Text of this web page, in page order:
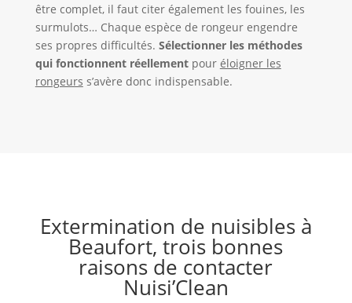
être complet, il faut citer également les fouines, les
surmulots… Chaque espèce de rongeur engendre
ses propres difficultés. Sélectionner les méthodes
qui fonctionnent réellementpour éloigner les
rongeurs s’avère donc indispensable.
Extermination de nuisibles à
Beaufort, trois bonnes
raisons de contacter
Nuisi’Clean